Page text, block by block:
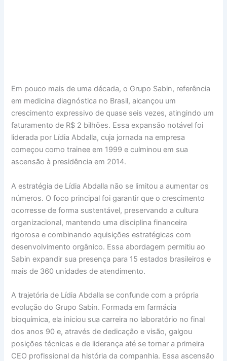
Em pouco mais de uma década, o Grupo Sabin, referência
em medicina diagnóstica no Brasil, alcançou um
crescimento expressivo de quase seis vezes, atingindo um
faturamento de R$ 2 bilhões. Essa expansão notável foi
liderada por Lídia Abdalla, cuja jornada na empresa
começou como trainee em 1999 e culminou em sua
ascensão à presidência em 2014.
A estratégia de Lídia Abdalla não se limitou a aumentar os
números. O foco principal foi garantir que o crescimento
ocorresse de forma sustentável, preservando a cultura
organizacional, mantendo uma disciplina financeira
rigorosa e combinando aquisições estratégicas com
desenvolvimento orgânico. Essa abordagem permitiu ao
Sabin expandir sua presença para 15 estados brasileiros e
mais de 360 unidades de atendimento.
A trajetória de Lídia Abdalla se confunde com a própria
evolução do Grupo Sabin. Formada em farmácia
bioquímica, ela iniciou sua carreira no laboratório no final
dos anos 90 e, através de dedicação e visão, galgou
posições técnicas e de liderança até se tornar a primeira
CEO profissional da história da companhia. Essa ascensão